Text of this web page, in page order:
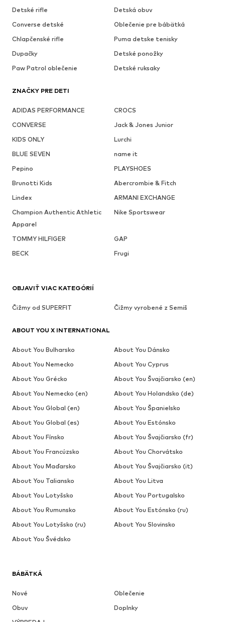
Detské rifle
Detská obuv
Converse detské
Oblečenie pre bábätká
Chlapčenské rifle
Puma detske tenisky
Dupačky
Detské ponožky
Paw Patrol oblečenie
Detské ruksaky
ZNAČKY PRE DETI
ADIDAS PERFORMANCE
CROCS
CONVERSE
Jack & Jones Junior
KIDS ONLY
Lurchi
BLUE SEVEN
name it
Pepino
PLAYSHOES
Brunotti Kids
Abercrombie & Fitch
Lindex
ARMANI EXCHANGE
Champion Authentic Athletic
Apparel
Nike Sportswear
TOMMY HILFIGER
GAP
BECK
Frugi
BÁBÄTKÁ
Nové
Oblečenie
Obuv
Doplnky
OBJAVIŤ VIAC KATEGÓRIÍ
Čižmy od SUPERFIT Čižmy vyrobené z Semiš
ABOUT YOU X INTERNATIONAL
About You Bulharsko
About You Dánsko
About You Nemecko
About You Cyprus
About You Grécko
About You Švajčiarsko (en)
About You Nemecko (en)
About You Holandsko (de)
About You Global (en)
About You Španielsko
About You Global (es)
About You Estónsko
About You Fínsko
About You Švajčiarsko (fr)
About You Francúzsko
About You Chorvátsko
About You Maďarsko
About You Švajčiarsko (it)
About You Taliansko
About You Litva
About You Lotyšsko
About You Portugalsko
About You Rumunsko
About You Estónsko (ru)
About You Lotyšsko (ru)
About You Slovinsko
About You Švédsko